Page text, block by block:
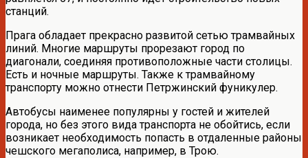
станций.
Прага обладает прекрасно развитой сетью трамвайных
линий. Многие маршруты прорезают город по
диагонали, соединяя противоположные части столицы.
Есть и ночные маршруты. Также к трамвайному
транспорту можно отнести Петржинский фуникулер.
Автобусы наименее популярны у гостей и жителей
города, но без этого вида транспорта не обойтись, если
возникает необходимость попасть в отдаленные районы
чешского мегаполиса, например, в Трою.